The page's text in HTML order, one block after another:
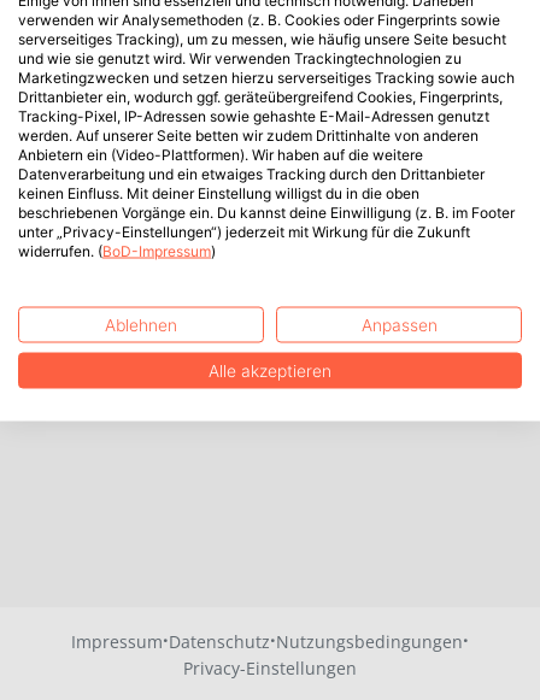
Impressum·Datenschutz·Nutzungsbedingungen·
Privacy-Einstellungen
verwenden wir Analysemethoden (z. B. Cookies oder Fingerprints sowie
serverseitiges Tracking), um zu messen, wie häufig unsere Seite besucht
und wie sie genutzt wird. Wir verwenden Trackingtechnologien zu
Marketingzwecken und setzen hierzu serverseitiges Tracking sowie auch
Drittanbieter ein, wodurch ggf. geräteübergreifend Cookies, Fingerprints,
Tracking-Pixel, IP-Adressen sowie gehashte E-Mail-Adressen genutzt
werden. Auf unserer Seite betten wir zudem Drittinhalte von anderen
Anbietern ein (Video-Plattformen). Wir haben auf die weitere
Datenverarbeitung und ein etwaiges Tracking durch den Drittanbieter
keinen Einfluss. Mit deiner Einstellung willigst du in die oben
beschriebenen Vorgänge ein. Du kannst deine Einwilligung (z. B. im Footer
unter „Privacy-Einstellungen“) jederzeit mit Wirkung für die Zukunft
widerrufen. (BoD-Impressum)
Ablehnen Anpassen
Alle akzeptieren